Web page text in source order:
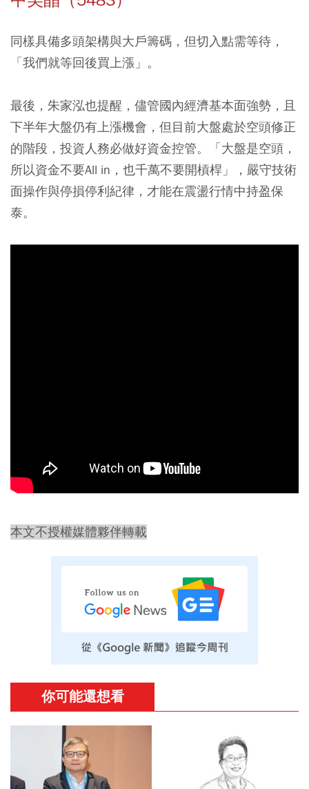
同樣具備多頭架構與大戶籌碼，但切入點需等待，
「我們就等回後買上漲」。
最後，朱家泓也提醒，儘管國內經濟基本面強勢，且
下半年大盤仍有上漲機會，但目前大盤處於空頭修正
的階段，投資人務必做好資金控管。「大盤是空頭，
所以資金不要All in，也千萬不要開槓桿」，嚴守技術
面操作與停損停利紀律，才能在震盪行情中持盈保
泰。
本文不授權媒體夥伴轉載